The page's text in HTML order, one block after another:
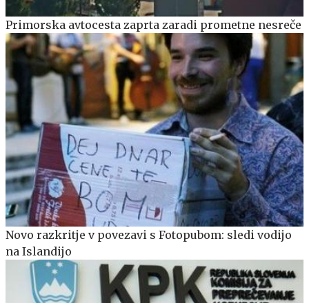
Primorska avtocesta zaprta zaradi prometne nesreče
Novo razkritje v povezavi s Fotopubom: sledi vodijo
na Islandijo